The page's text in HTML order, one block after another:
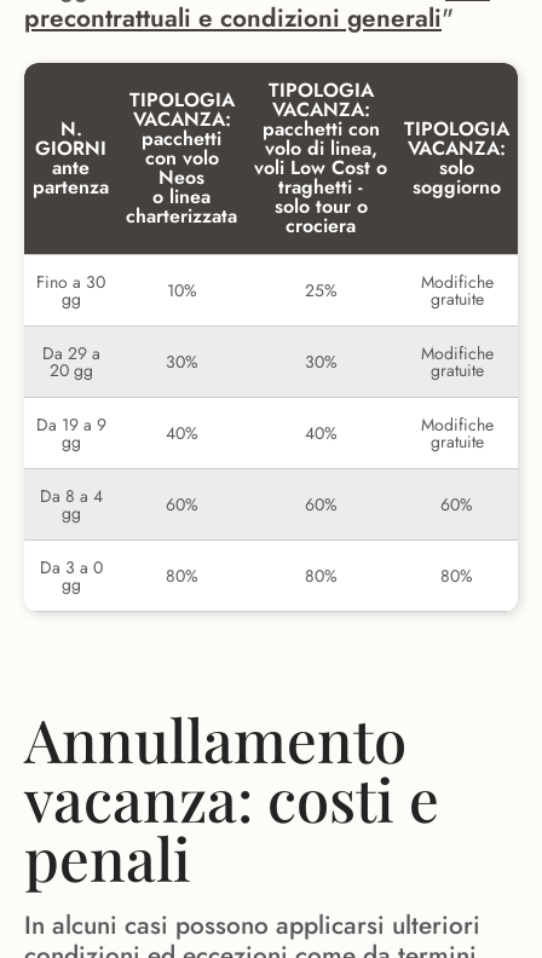
precontrattuali e condizioni generali"
N.
GIORNI
ante
partenza
TIPOLOGIA
VACANZA:
pacchetti
con volo
Neos
o linea
charterizzata
TIPOLOGIA
VACANZA:
pacchetti con
volo di linea,
voli Low Cost o
traghetti -
solo tour o
crociera
TIPOLOGIA
VACANZA:
solo
soggiorno
Fino a 30
gg 10% 25% Modifiche
gratuite
Da 29 a
20 gg 30% 30% Modifiche
gratuite
Da 19 a 9
gg 40% 40% Modifiche
gratuite
Da 8 a 4
gg 60% 60% 60%
Da 3 a 0
gg 80% 80% 80%
Annullamento
vacanza: costi e
penali
In alcuni casi possono applicarsi ulteriori